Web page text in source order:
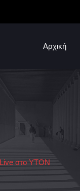
Αρχική
Live στο ΥΤΟΝ